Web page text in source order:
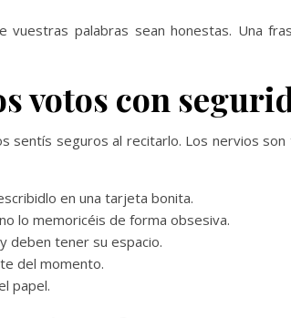
vuestras palabras sean honestas. Una
votos con
sentís seguros al recitarlo. Los nervios
en una tarjeta bonita.
lo memoricéis de forma obsesiva.
deben tener su espacio.
del momento.
papel.